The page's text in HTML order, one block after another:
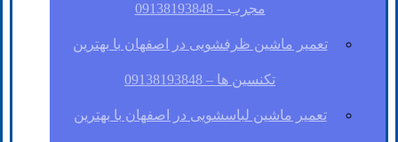
مجرب – 09138193848
تعمیر ماشین ظرفشویی در اصفهان با بهترین
تکنسین ها – 09138193848
تعمیر ماشین لباسشویی در اصفهان با بهترین